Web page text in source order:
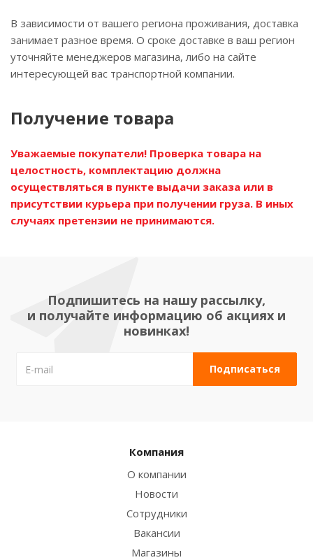
В зависимости от вашего региона проживания, доставка
занимает разное время. О сроке доставке в ваш регион
уточняйте менеджеров магазина, либо на сайте
интересующей вас транспортной компании.
Получение товара
Уважаемые покупатели! Проверка товара на
целостность, комплектацию должна
осуществляться в пункте выдачи заказа или в
присутствии курьера при получении груза. В иных
случаях претензии не принимаются.
Подпишитесь на нашу рассылку,
и получайте информацию об акциях и
новинках!
Компания
О компании
Новости
Сотрудники
Вакансии
Магазины